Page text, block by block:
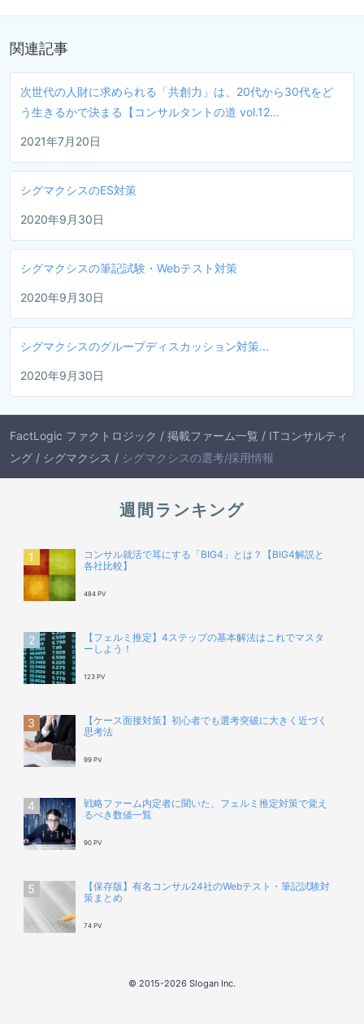
関連記事
次世代の人財に求められる「共創力」は、20代から30代をど
う生きるかで決まる【コンサルタントの道 vol.12...
2021年7月20日
シグマクシスのES対策
2020年9月30日
シグマクシスの筆記試験・Webテスト対策
2020年9月30日
シグマクシスのグループディスカッション対策...
2020年9月30日
FactLogic ファクトロジック / 掲載ファーム一覧 / ITコンサルティ
ング / シグマクシス / シグマクシスの選考/採用情報
週間ランキング
コンサル就活で耳にする「BIG4」とは？【BIG4解説と
各社比較】
484 PV
【フェルミ推定】4ステップの基本解法はこれでマスタ
ーしよう！
123 PV
【ケース面接対策】初心者でも選考突破に大きく近づく
思考法
99 PV
戦略ファーム内定者に聞いた、フェルミ推定対策で覚え
るべき数値一覧
90 PV
【保存版】有名コンサル24社のWebテスト・筆記試験対
策まとめ
74 PV
© 2015-2026 Slogan Inc.